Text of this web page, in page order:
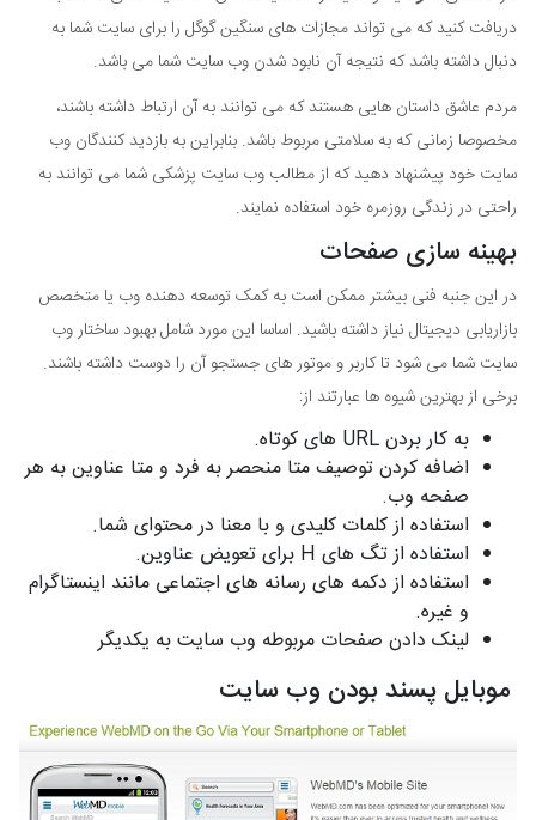
دریافت کنید که می تواند مجازات های سنگین گوگل را برای سایت شما به
دنبال داشته باشد که نتیجه آن نابود شدن وب سایت شما می باشد.
مردم عاشق داستان هایی هستند که می توانند به آن ارتباط داشته باشند،
مخصوصا زمانی که به سلامتی مربوط باشد. بنابراین به بازدید کنندگان وب
سایت خود پیشنهاد دهید که از مطالب وب سایت پزشکی شما می توانند به
راحتی در زندگی روزمره خود استفاده نمایند.
بهینه سازی صفحات
در این جنبه فنی بیشتر ممکن است به کمک توسعه دهنده وب یا متخصص
بازاریابی دیجیتال نیاز داشته باشید. اساسا این مورد شامل بهبود ساختار وب
سایت شما می شود تا کاربر و موتور های جستجو آن را دوست داشته باشند.
برخی از بهترین شیوه ها عبارتند از:
به کار بردن URL های کوتاه.
اضافه کردن توصیف متا منحصر به فرد و متا عناوین به هر
صفحه وب.
استفاده از کلمات کلیدی و با معنا در محتوای شما.
استفاده از تگ های H برای تعویض عناوین.
استفاده از دکمه های رسانه های اجتماعی مانند اینستاگرام
و غیره.
لینک دادن صفحات مربوطه وب سایت به یکدیگر
موبایل پسند بودن وب سایت